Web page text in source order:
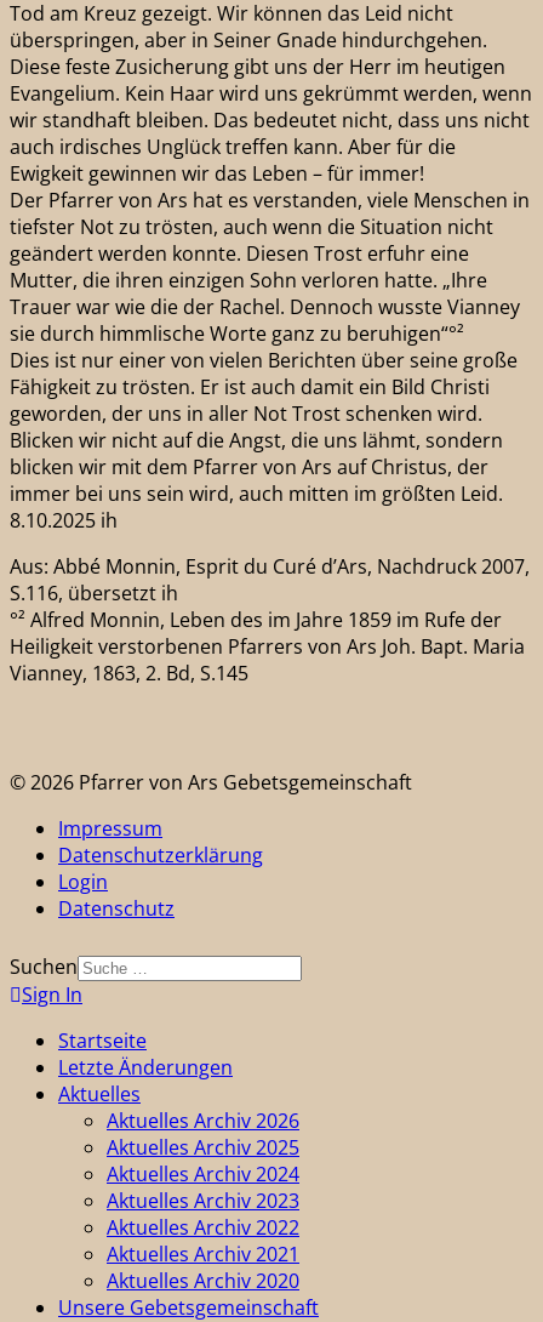
Tod am Kreuz gezeigt. Wir können das Leid nicht
überspringen, aber in Seiner Gnade hindurchgehen.
Diese feste Zusicherung gibt uns der Herr im heutigen
Evangelium. Kein Haar wird uns gekrümmt werden, wenn
wir standhaft bleiben. Das bedeutet nicht, dass uns nicht
auch irdisches Unglück treffen kann. Aber für die
Ewigkeit gewinnen wir das Leben – für immer!
Der Pfarrer von Ars hat es verstanden, viele Menschen in
tiefster Not zu trösten, auch wenn die Situation nicht
geändert werden konnte. Diesen Trost erfuhr eine
Mutter, die ihren einzigen Sohn verloren hatte. „Ihre
Trauer war wie die der Rachel. Dennoch wusste Vianney
sie durch himmlische Worte ganz zu beruhigen“°²
Dies ist nur einer von vielen Berichten über seine große
Fähigkeit zu trösten. Er ist auch damit ein Bild Christi
geworden, der uns in aller Not Trost schenken wird.
Blicken wir nicht auf die Angst, die uns lähmt, sondern
blicken wir mit dem Pfarrer von Ars auf Christus, der
immer bei uns sein wird, auch mitten im größten Leid.
8.10.2025 ih
Aus: Abbé Monnin, Esprit du Curé d’Ars, Nachdruck 2007,
S.116, übersetzt ih
°² Alfred Monnin, Leben des im Jahre 1859 im Rufe der
Heiligkeit verstorbenen Pfarrers von Ars Joh. Bapt. Maria
Vianney, 1863, 2. Bd, S.145
© 2026 Pfarrer von Ars Gebetsgemeinschaft
Impressum
Datenschutzerklärung
Login
Datenschutz
Suchen
Sign In
Startseite
Letzte Änderungen
Aktuelles
Aktuelles Archiv 2026
Aktuelles Archiv 2025
Aktuelles Archiv 2024
Aktuelles Archiv 2023
Aktuelles Archiv 2022
Aktuelles Archiv 2021
Aktuelles Archiv 2020
Unsere Gebetsgemeinschaft